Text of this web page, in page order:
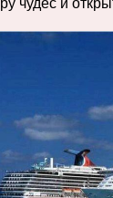
чудес и